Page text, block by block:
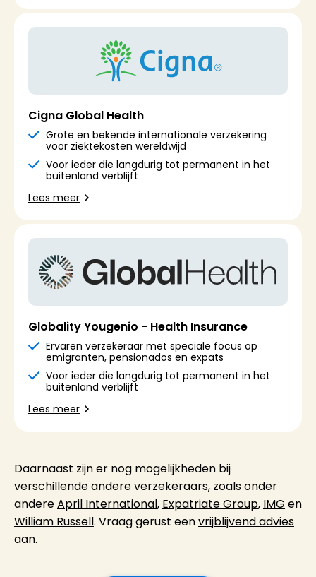
Cigna Global Health
Grote en bekende internationale verzekering
voor ziektekosten wereldwijd
Voor ieder die langdurig tot permanent in het
buitenland verblijft
Lees meer
Globality Yougenio - Health Insurance
Ervaren verzekeraar met speciale focus op
emigranten, pensionados en expats
Voor ieder die langdurig tot permanent in het
buitenland verblijft
Lees meer
Daarnaast zijn er nog mogelijkheden bij
verschillende andere verzekeraars, zoals onder
andereApril International, Expatriate Group, IMG en
William Russell. Vraag gerust eenvrijblijvend advies
aan.